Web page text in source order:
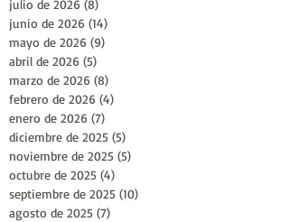
julio de 2026 (8)
junio de 2026 (14)
mayo de 2026 (9)
abril de 2026 (5)
marzo de 2026 (8)
febrero de 2026 (4)
enero de 2026 (7)
diciembre de 2025 (5)
noviembre de 2025 (5)
octubre de 2025 (4)
septiembre de 2025 (10)
agosto de 2025 (7)